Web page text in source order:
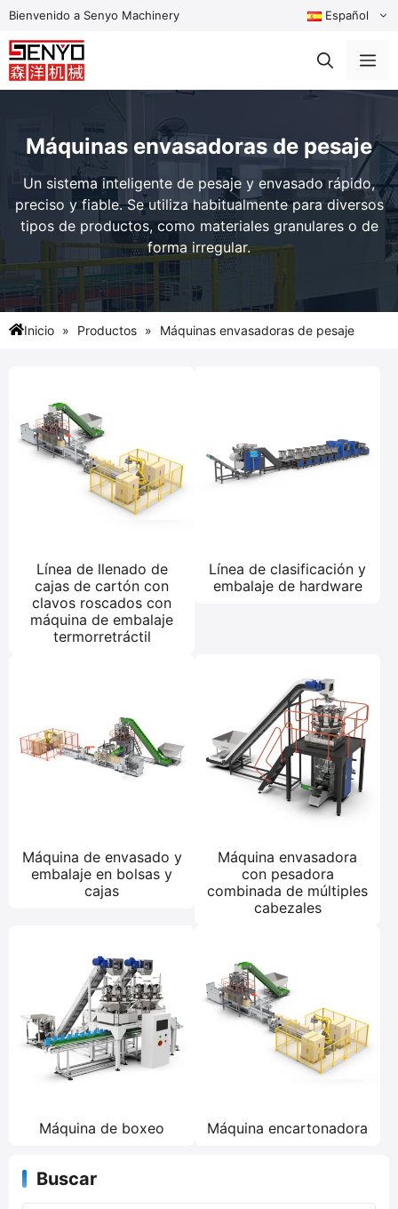
Saltar
contenido
Bienvenido a Senyo Machinery Español
Máquinas envasadoras de pesaje
Un sistema inteligente de pesaje y envasado rápido,
preciso y fiable. Se utiliza habitualmente para diversos
tipos de productos, como materiales granulares o de
forma irregular.
Inicio Productos Máquinas envasadoras de pesaje
Línea de llenado de
cajas de cartón con
clavos roscados con
máquina de embalaje
termorretráctil
Línea de clasificación y
embalaje de hardware
Máquina de envasado y
embalaje en bolsas y
cajas
Máquina envasadora
con pesadora
combinada de múltiples
cabezales
Máquina de boxeo Máquina encartonadora
Buscar